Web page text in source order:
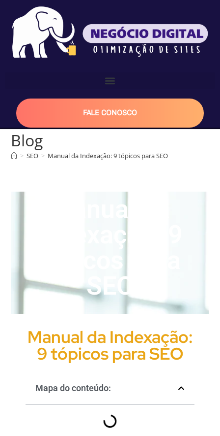
FALE CONOSCO
Blog
> SEO > Manual da Indexação: 9 tópicos para SEO
Manual da
Indexação: 9
SEO
Manual da Indexação:
9 tópicos para SEO
Mapa do conteúdo: